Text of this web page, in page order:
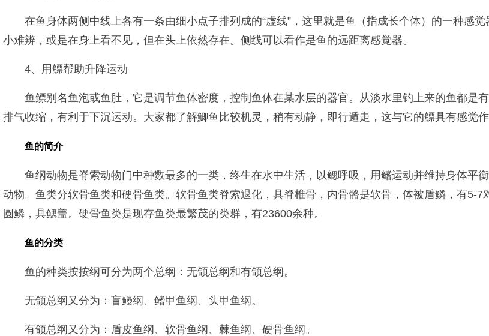
在鱼身体两侧中线上各有一条由细小点子排列成的“虚线”，这里就是鱼（指成长个体）的一种感
小难辨，或是在身上看不见，但在头上依然存在。侧线可以看作是鱼的远距离感觉器。
4、用鳔帮助升降运动
鱼鳔别名鱼泡或鱼肚，它是调节鱼体密度，控制鱼体在某水层的器官。从淡水里钓上来的鱼都是
排气收缩，有利于下沉运动。大家都了解鯽鱼比较机灵，稍有动静，即行遁走，这与它的鳔具有感觉作
鱼的简介
鱼纲动物是脊索动物门中种数最多的一类，终生在水中生活，以鳃呼吸，用鳍运动并维持身体平
动物。鱼类分软骨鱼类和硬骨鱼类。软骨鱼类脊索退化，具脊椎骨，内骨骼是软骨，体被盾鳞，有5-
圆鳞，具鳃盖。硬骨鱼类是现存鱼类最繁茂的类群，有23600余种。
鱼的分类
鱼的种类按按纲可分为两个总纲：无颌总纲和有颌总纲。
无颌总纲又分为：盲鳗纲、鳍甲鱼纲、头甲鱼纲。
有颌总纲又分为：盾皮鱼纲、软骨鱼纲、棘鱼纲、硬骨鱼纲。